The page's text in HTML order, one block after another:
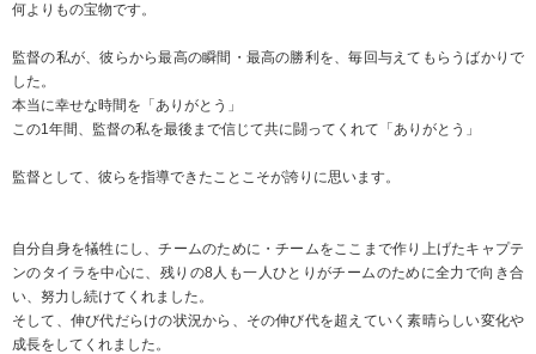
何よりもの宝物です。
監督の私が、彼らから最高の瞬間・最高の勝利を、毎回与えてもらうばかりで
した。
本当に幸せな時間を「ありがとう」
この1年間、監督の私を最後まで信じて共に闘ってくれて「ありがとう」
監督として、彼らを指導できたことこそが誇りに思います。
自分自身を犠牲にし、チームのために・チームをここまで作り上げたキャプテ
ンのタイラを中心に、残りの8人も一人ひとりがチームのために全力で向き合
い、努力し続けてくれました。
そして、伸び代だらけの状況から、その伸び代を超えていく素晴らしい変化や
成長をしてくれました。